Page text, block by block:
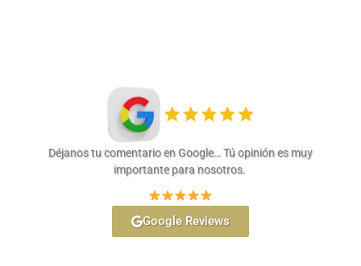
Déjanos tu comentario en Google… Tú opinión es muy
importante para nosotros.
Google Reviews